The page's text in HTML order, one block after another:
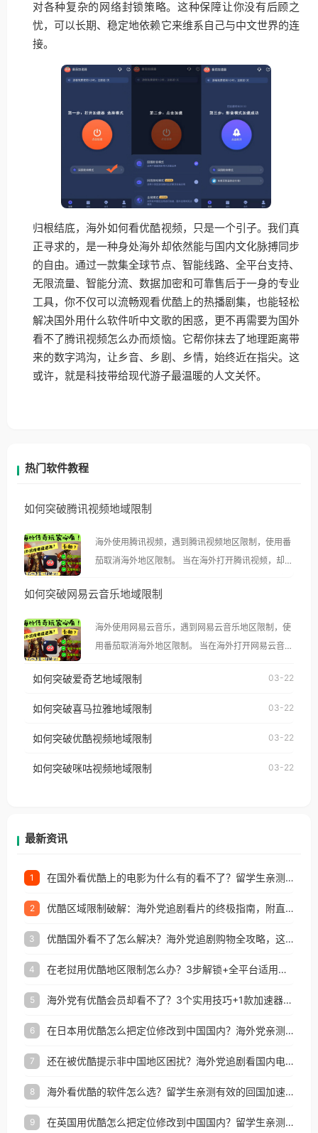
对各种复杂的网络封锁策略。这种保障让你没有后顾之
忧，可以长期、稳定地依赖它来维系自己与中文世界的连
接。
归根结底，海外如何看优酷视频，只是一个引子。我们真
正寻求的，是一种身处海外却依然能与国内文化脉搏同步
的自由。通过一款集全球节点、智能线路、全平台支持、
无限流量、智能分流、数据加密和可靠售后于一身的专业
工具，你不仅可以流畅观看优酷上的热播剧集，也能轻松
解决国外用什么软件听中文歌的困惑，更不再需要为国外
看不了腾讯视频怎么办而烦恼。它帮你抹去了地理距离带
来的数字鸿沟，让乡音、乡剧、乡情，始终近在指尖。这
或许，就是科技带给现代游子最温暖的人文关怀。
热门软件教程
如何突破腾讯视频地域限制
海外使用腾讯视频，遇到腾讯视频地区限制，使用番
茄取消海外地区限制。 当在海外打开腾讯视频，却突
示语。 海外用户如香港、澳门、台湾、美国、加拿
像其他音乐平台一样，出现地区及版权限制问题，且
仅能在中国大陆地区播放。 遇到这个问题的朋友们，
台湾、美国、加拿大、澳大利亚、欧洲等国家和地区
权限制所困扰。
如何突破网易云音乐地域限制
海外使用网易云音乐，遇到网易云音乐地区限制，使
用番茄取消海外地区限制。 当在海外打开网易云音
播放”的提示语。 海外用户如香港、澳门、台湾、美
制问题，且仅能在中国大陆地区播放。 遇到这个问题
户收听网易云音乐地区版权限制」的问题，无论人在
如何突破爱奇艺地域限制 03-22
如何突破喜马拉雅地域限制 03-22
如何突破优酷视频地域限制 03-22
如何突破咪咕视频地域限制 03-22
最新资讯
1 在国外看优酷上的电影为什么有的看不了？留学生亲测有效的回国加速方案
2 优酷区域限制破解：海外党追剧看片的终极指南，附直播欧冠+1905电影网解决方案
3 优酷国外看不了怎么解决？海外党追剧购物全攻略，这招亲测有效！
4 在老挝用优酷地区限制怎么办？3步解锁+全平台适用的回国加速器指南
5 海外党有优酷会员却看不了？3个实用技巧+1款加速器解决追剧&金融APP难题
6 在日本用优酷怎么把定位修改到中国国内？海外党亲测有效的回国加速指南
7 还在被优酷提示非中国地区困扰？海外党追剧看国内电影的正确打开方式
8 海外看优酷的软件怎么选？留学生亲测有效的回国加速方案
9 在英国用优酷怎么把定位修改到中国国内？留学生亲测有效的回国加速方案